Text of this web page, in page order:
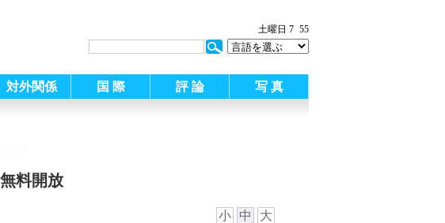
土曜日 7 55
対外関係 国 際 評 論 写 真
料開放
小 中 大